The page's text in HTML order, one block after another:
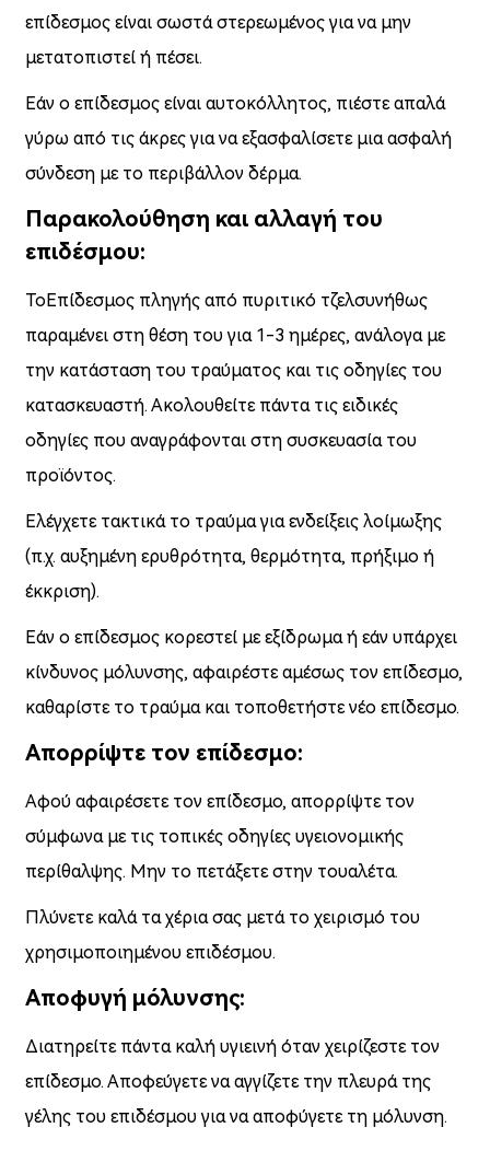
επίδεσμος είναι σωστά στερεωμένος για να μην
μετατοπιστεί ή πέσει.
Εάν ο επίδεσμος είναι αυτοκόλλητος, πιέστε απαλά
γύρω από τις άκρες για να εξασφαλίσετε μια ασφαλή
σύνδεση με το περιβάλλον δέρμα.
Παρακολούθηση και αλλαγή του
επιδέσμου:
ΤοΕπίδεσμος πληγής από πυριτικό τζελσυνήθως
παραμένει στη θέση του για 1-3 ημέρες, ανάλογα με
την κατάσταση του τραύματος και τις οδηγίες του
κατασκευαστή. Ακολουθείτε πάντα τις ειδικές
οδηγίες που αναγράφονται στη συσκευασία του
προϊόντος.
Ελέγχετε τακτικά το τραύμα για ενδείξεις λοίμωξης
(π.χ. αυξημένη ερυθρότητα, θερμότητα, πρήξιμο ή
έκκριση).
Εάν ο επίδεσμος κορεστεί με εξίδρωμα ή εάν υπάρχει
κίνδυνος μόλυνσης, αφαιρέστε αμέσως τον επίδεσμο,
καθαρίστε το τραύμα και τοποθετήστε νέο επίδεσμο.
Απορρίψτε τον επίδεσμο:
Αφού αφαιρέσετε τον επίδεσμο, απορρίψτε τον
σύμφωνα με τις τοπικές οδηγίες υγειονομικής
περίθαλψης. Μην το πετάξετε στην τουαλέτα.
Πλύνετε καλά τα χέρια σας μετά το χειρισμό του
χρησιμοποιημένου επιδέσμου.
Αποφυγή μόλυνσης:
Διατηρείτε πάντα καλή υγιεινή όταν χειρίζεστε τον
επίδεσμο. Αποφεύγετε να αγγίζετε την πλευρά της
γέλης του επιδέσμου για να αποφύγετε τη μόλυνση.